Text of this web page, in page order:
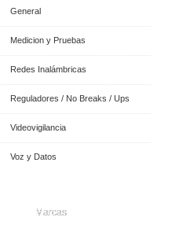
General
Medicion y Pruebas
Redes Inalámbricas
Reguladores / No Breaks / Ups
Videovigilancia
Voz y Datos
Marcas